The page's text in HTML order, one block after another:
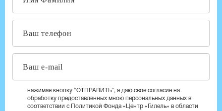
нажимая кнопку “ОТПРАВИТЬ”, я даю свое согласие на
обработку предоставленных мною персональных данных в
соответствии с Политикой Фонда «Центр «Гилель» в области